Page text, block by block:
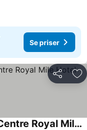
Se priser
Del
Premier Inn Edinburgh City Centre Royal Mile Hotel